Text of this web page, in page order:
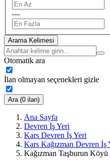
—
Arama Kelimesi
Otomatik ara
İlan olmayan seçenekleri gizle
Ara (0 ilan)
Ana Sayfa
Devren İş Yeri
Kars Devren İş Yeri
Kars Kağızman Devren İş
Kağızman Taşburun